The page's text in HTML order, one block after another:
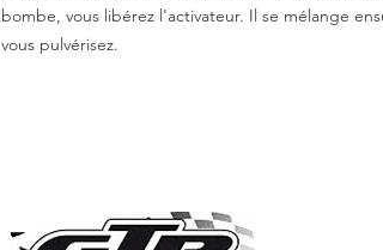
bombe, vous libérez l'activateur. Il se mélange
vous pulvérisez.